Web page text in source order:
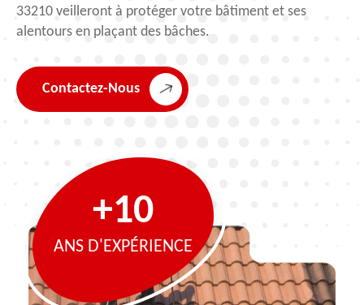
33210 veilleront à protéger votre bâtiment et ses
alentours en plaçant des bâches.
Contactez-Nous
+10
ANS D'EXPÉRIENCE